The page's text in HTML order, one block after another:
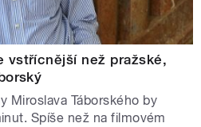
vstřícnější než pražské,
Miroslava Táborského by
Spíše než na filmovém